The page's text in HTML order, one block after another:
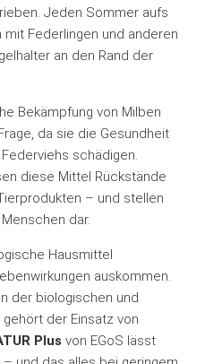
Jeden Sommer aufs
Federlingen und anderen
an den Rand der
Bekämpfung von Milben
da sie die Gesundheit
schädigen.
diese Mittel Rückstände
– und stellen
dar.
Hausmittel
auskommen.
der biologischen und
der Einsatz von
Plus von EGoS lässt